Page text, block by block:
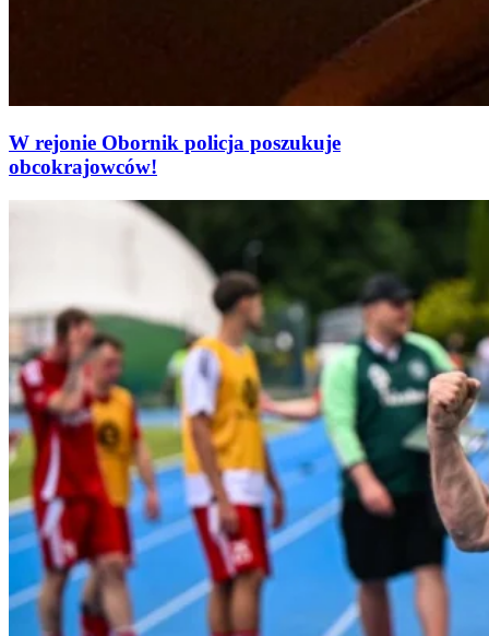
W rejonie Obornik policja poszukuje
obcokrajowców!